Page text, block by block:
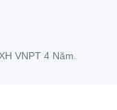
VNPT 4 Năm.